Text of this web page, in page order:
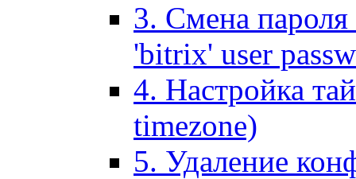
3. Смена пароля
'bitrix' user
4. Настройка
timezone)
5. Удаление